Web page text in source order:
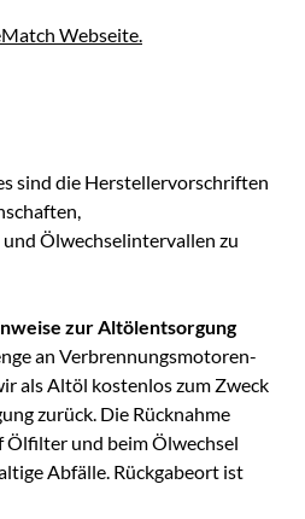
Webseite.
sind die Herstellervorschriften
Ölwechselintervallen zu
zur Altölentsorgung
an Verbrennungsmotoren-
als Altöl kostenlos zum Zweck
zurück. Die Rücknahme
Ölfilter und beim Ölwechsel
Abfälle. Rückgabeort ist